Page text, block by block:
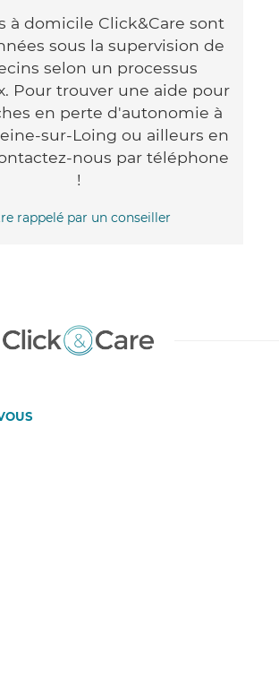
à domicile Click&Care sont
sous la supervision de
selon un processus
Pour trouver une aide pour
en perte d'autonomie à
sur-Loing ou ailleurs en
nous par téléphone
!
rappelé par un conseiller